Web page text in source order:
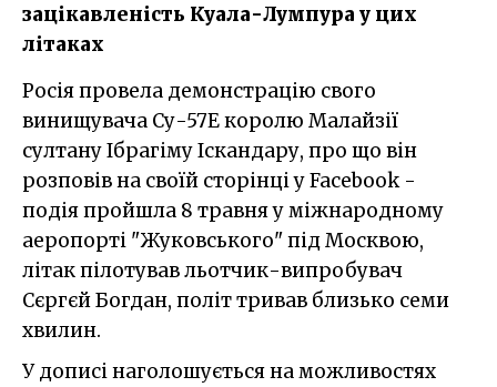
зацікавленість Куала-Лумпура у цих
літаках
Росія провела демонстрацію свого
винищувача Су-57E королю Малайзії
султану Ібрагіму Іскандару, про що він
розповів на своїй сторінці у Facebook -
подія пройшла 8 травня у міжнародному
аеропорті "Жуковського" під Москвою,
літак пілотував льотчик-випробувач
Сєргєй Богдан, політ тривав близько семи
хвилин.
У дописі наголошується на можливостях